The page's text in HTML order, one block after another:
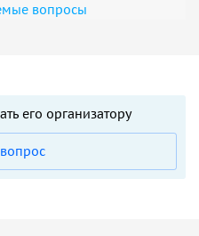
вопросы
его организатору